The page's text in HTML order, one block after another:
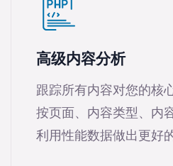
高级内容分析
跟踪所有内容对您的核
按页面、内容类型、内
利用性能数据做出更好